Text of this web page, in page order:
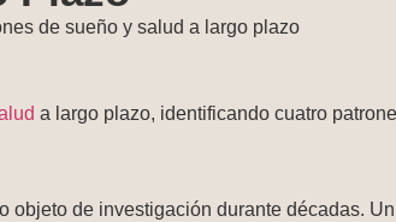
a largo plazo, identificando cuatro
de investigación durante décadas.